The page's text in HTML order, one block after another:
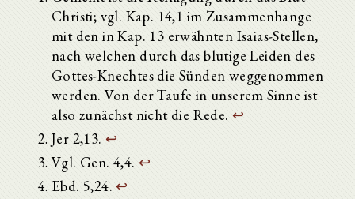
Christi; vgl. Kap. 14,1 im Zusammenhange
mit den in Kap. 13 erwähnten Isaias-Stellen,
nach welchen durch das blutige Leiden des
Gottes-Knechtes die Sünden weggenommen
werden. Von der Taufe in unserem Sinne ist
also zunächst nicht die Rede. ↩
Jer 2,13. ↩
Vgl. Gen. 4,4.↩
Ebd. 5,24. ↩